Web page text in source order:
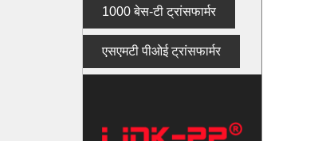
1000 बेस-टी ट्रांसफार्मर
एसएमटी पीओई ट्रांसफार्मर